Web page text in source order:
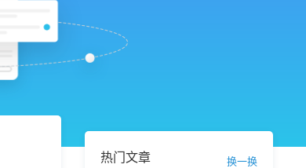
热门文章 换一换